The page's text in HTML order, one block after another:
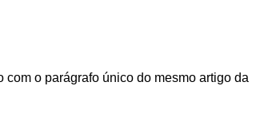
com o parágrafo único do mesmo artigo da